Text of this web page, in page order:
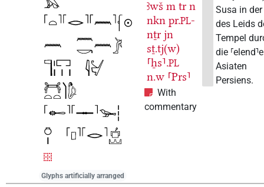
Glyphs artificially arranged
ꜣwš m tr n
nkn pr.PL-
nṯr jn
sṯ.tj(w)
⸢ẖs⸣.PL
n.w ⸢Prs⸣
With
commentary
Susa in
des Leids
Tempel
die
Asiaten
Persiens.